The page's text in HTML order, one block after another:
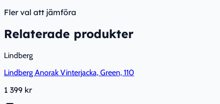
Fler val att jämföra
Relaterade produkter
Lindberg
Lindberg Anorak Vinterjacka, Green, 110
1 399 kr